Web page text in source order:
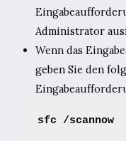
Administrator
Wenn das
geben Sie den
sfc /scannow